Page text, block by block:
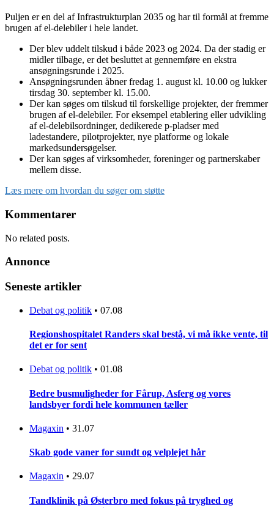
Puljen er en del af Infrastrukturplan 2035 og har til formål at fremme
brugen af el-delebiler i hele landet.
Der blev uddelt tilskud i både 2023 og 2024. Da der stadig er
midler tilbage, er det besluttet at gennemføre en ekstra
ansøgningsrunde i 2025.
Ansøgningsrunden åbner fredag 1. august kl. 10.00 og lukker
tirsdag 30. september kl. 15.00.
Der kan søges om tilskud til forskellige projekter, der fremmer
brugen af el-delebiler. For eksempel etablering eller udvikling
af el-delebilsordninger, dedikerede p-pladser med
ladestandere, pilotprojekter, nye platforme og lokale
markedsundersøgelser.
Der kan søges af virksomheder, foreninger og partnerskaber
mellem disse.
Læs mere om hvordan du søger om støtte
Kommentarer
No related posts.
Annonce
Seneste artikler
Debat og politik • 07.08
Regionshospitalet Randers skal bestå, vi må ikke vente, til
det er for sent
Debat og politik • 01.08
Bedre busmuligheder for Fårup, Asferg og vores
landsbyer fordi hele kommunen tæller
Magaxin • 31.07
Skab gode vaner for sundt og velplejet hår
Magaxin • 29.07
Tandklinik på Østerbro med fokus på tryghed og